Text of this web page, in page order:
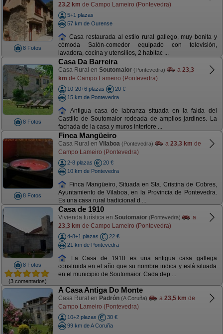
8 Fotos
23,2 km de Campo Lameiro (Pontevedra)
5+1 plazas
57 km de Ourense
Casa restaurada al estilo rural gallego, muy bonita y
cómoda Salón-comedor equipado con televisión,
lavadora, cocina y utensilios, 2 habitac ...
8 Fotos
Casa Da Barreira
Casa Rural en Soutomaior (Pontevedra) a 23,3
km de Campo Lameiro (Pontevedra)
10-20+6 plazas
20 €
15 km de Pontevedra
Antigua casa de labranza situada en la falda del
Castillo de Soutomaior rodeada de amplios jardines. La
fachada de la casa y muros interiore ...
8 Fotos
Finca Mangüeiro
Casa Rural en Vilaboa (Pontevedra) a 23,3 km de
Campo Lameiro (Pontevedra)
2-8 plazas
20 €
10 km de Pontevedra
Finca Mangüeiro, Situada en Sta. Cristina de Cobres,
Ayuntamiento de Vilaboa, en la Provincia de Pontevedra.
Es una casa rural tradicional d ...
8 Fotos
(3 comentarios)
Casa de 1910
Vivienda turística en Soutomaior (Pontevedra)
a
23,3 km de Campo Lameiro (Pontevedra)
4-8+1 plazas
22 €
21 km de Pontevedra
La Casa de 1910 es una antigua casa gallega
construida en el año que su nombre indica y está situada
en el municipio de Soutomaior. Cada dep ...
A Casa Antiga Do Monte
Casa Rural en Padrón (A Coruña) a 23,5 km de
Campo Lameiro (Pontevedra)
10+2 plazas
30 €
99 km de A Coruña